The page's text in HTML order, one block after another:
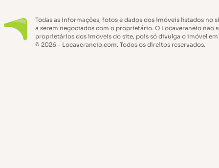
Todas as informações, fotos e dados dos imóveis listados no
a serem negociados com o proprietário. O Locaveraneio
proprietários dos imóveis do site, pois só divulga o imóvel
© 2026 - Locaveraneio.com. Todos os direitos reservados.